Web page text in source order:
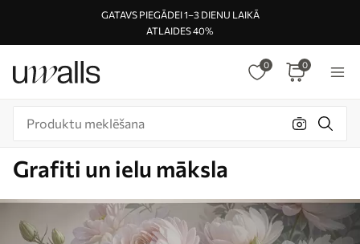
GATAVS PIEGĀDEI 1–3 DIENU LAIKĀ
ATLAIDES 40%
0 0
Grafiti un ielu māksla